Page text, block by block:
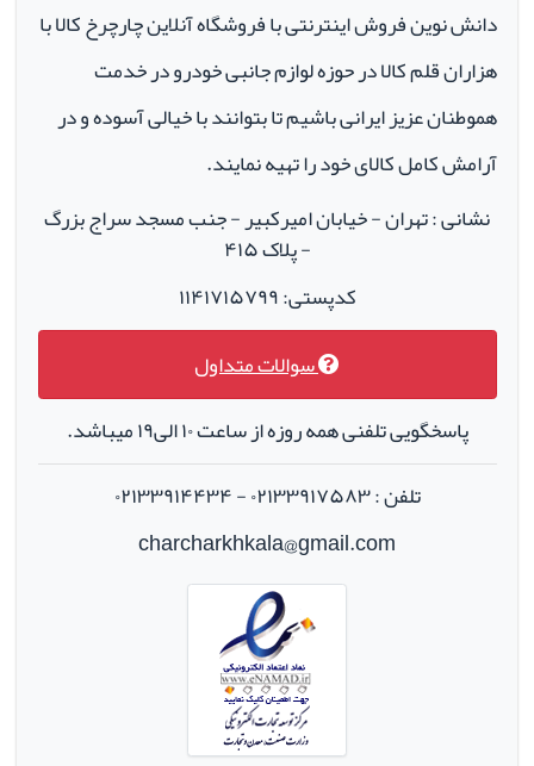
دانش نوین فروش اینترنتی با فروشگاه آنلاین چارچرخ کالا با
هزاران قلم کالا در حوزه لوازم جانبی خودرو در خدمت
هموطنان عزیز ایرانی باشیم تا بتوانند با خیالی آسوده و در
آرامش کامل کالای خود را تهیه نمایند.
نشانی : تهران - خیابان امیرکبیر - جنب مسجد سراج بزرگ
- پلاک ۴۱۵
کدپستی: ۱۱۴۱۷۱۵۷۹۹
سوالات متداول
پاسخگویی تلفنی همه روزه از ساعت ۱۰ الی۱۹ میباشد.
تلفن : ۰۲۱۳۳۹۱۷۵۸۳ - ۰۲۱۳۳۹۱۴۴۳۴
charcharkhkala@gmail.com